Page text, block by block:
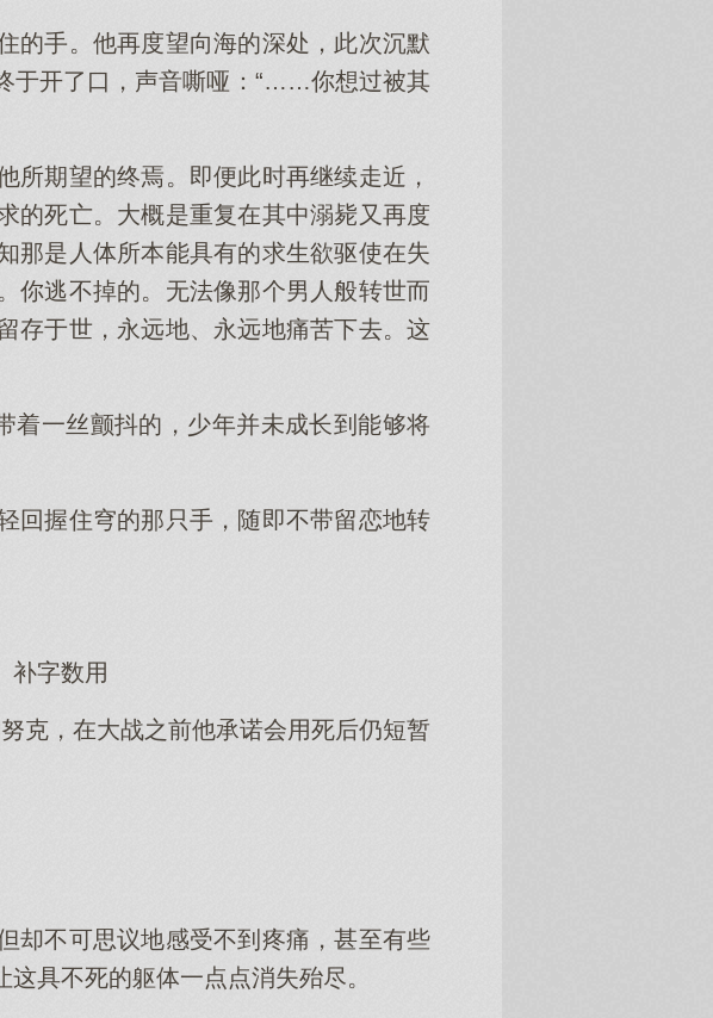
的手。他再度望向海的深处，此次沉默
于开了口，声音嘶哑：“……你想过被其
所期望的终焉。即便此时再继续走近，
的死亡。大概是重复在其中溺毙又再度
是人体所本能具有的求生欲驱使在失
你逃不掉的。无法像那个男人般转世而
存于世，永远地、永远地痛苦下去。这
一丝颤抖的，少年并未成长到能够将
回握住穹的那只手，随即不带留恋地转
补字数用
克，在大战之前他承诺会用死后仍短暂
却不可思议地感受不到疼痛，甚至有些
具不死的躯体一点点消失殆尽。